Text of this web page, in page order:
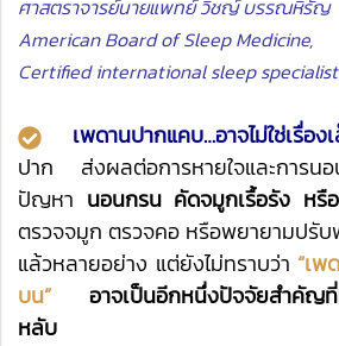
ศาสตราจารย์นายแพทย์ วิชญ์ บรรณหิรัญ
American Board of Sleep Medicine,
Certified international sleep specialist
เพดานปากแคบ…อาจไม่ใช่เรื่อง
ปาก ส่งผลต่อการหายใจและการ
ปัญหา นอนกรน คัดจมูกเรื้อรัง หรื
ตรวจจมูก ตรวจคอ หรือพยายามปรั
แล้วหลายอย่าง แต่ยังไม่ทราบว่า “เพ
บน” อาจเป็นอีกหนึ่งปัจจัยสำคัญ
หลับ